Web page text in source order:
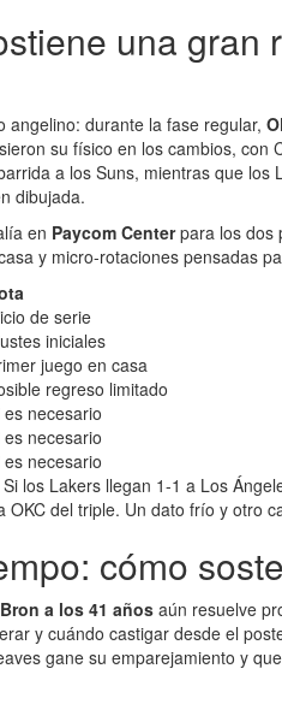
una
angelino: durante la fase regular,
su físico en los cambios,
a los Suns, mientras que
dibujada.
en Paycom Centerpara los dos
y micro-rotaciones pensadas
de serie
iniciales
juego en casa
regreso limitado
es necesario
es necesario
es necesario
los Lakers llegan 1-1 a Los
del triple. Un dato frío y otro
cómo
a los 41 añosaún resuelve
y cuándo castigar desde el
gane su emparejamiento y